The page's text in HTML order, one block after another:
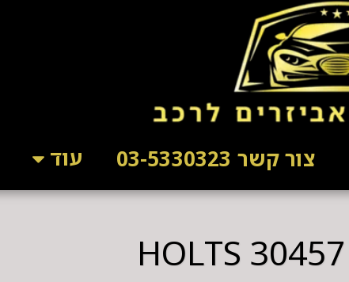
צור קשר 03-5330323 עוד